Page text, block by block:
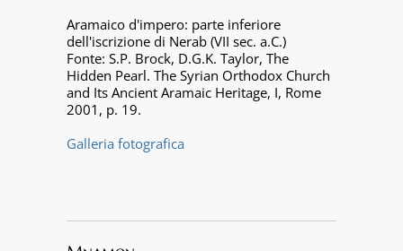
Aramaico d'impero: parte inferiore
dell'iscrizione di Nerab (VII sec. a.C.)
Fonte: S.P. Brock, D.G.K. Taylor, The
Hidden Pearl. The Syrian Orthodox Church
and Its Ancient Aramaic Heritage, I, Rome
2001, p. 19.
Galleria fotografica